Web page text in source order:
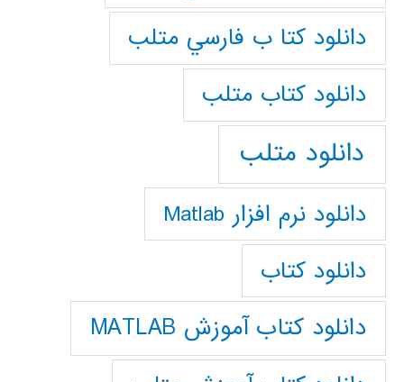
دانلود كتا ب فارسي متلب
دانلود كتاب متلب
دانلود متلب
دانلود نرم افزار Matlab
دانلود کتاب
دانلود کتاب آموزش MATLAB